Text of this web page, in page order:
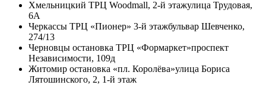
Хмельницкий ТРЦ Woodmall, 2-й этажулица Трудовая,
6А
Черкассы ТРЦ «Пионер» 3-й этажбульвар Шевченко,
274/13
Черновцы остановка ТРЦ «Формаркет»проспект
Независимости, 109д
Житомир остановка «пл. Королёва»улица Бориса
Лятошинского, 2, 1-й этаж